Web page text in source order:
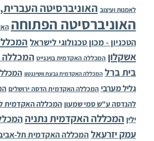
לאמנות ועיצוב האוניברסיטה העברית,
האוניברסיטה הפתוחה
הטכניון - מכון טכנולוגי לישראל
אשקלון המכללה האקדמית בוינגייט
בית ברל המכללה האקדמית גבעת וושינגטון
גליל מערבי המכללה האקדמית הדסה ירושלים
להנדסה ע"ש סמי שמעון המכללה האקדמית
ילין המכללה האקדמית נתניה
עמק יזרעאל המכללה האקדמית תל-אביב